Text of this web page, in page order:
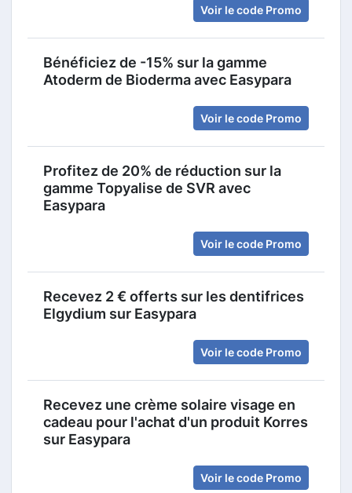
Voir le code Promo
Bénéficiez de -15% sur la gamme
Atoderm de Bioderma avec Easypara
Voir le code Promo
Profitez de 20% de réduction sur la
gamme Topyalise de SVR avec
Easypara
Voir le code Promo
Recevez 2 € offerts sur les dentifrices
Elgydium sur Easypara
Voir le code Promo
Recevez une crème solaire visage en
cadeau pour l'achat d'un produit Korres
sur Easypara
Voir le code Promo